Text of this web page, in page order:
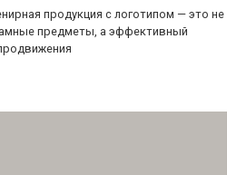
продукция с логотипом — это не
предметы, а эффективный